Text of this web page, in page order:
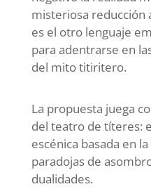
misteriosa reducción
es el otro lenguaje
para adentrarse en
del mito titiritero.
La propuesta juega
del teatro de títeres:
escénica basada en
paradojas de
dualidades.